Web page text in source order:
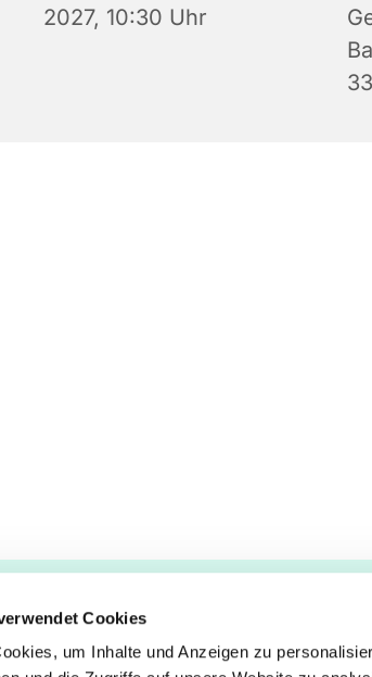
Cookies
um Inhalte und Anzeigen zu
2027, 10:30 Uhr